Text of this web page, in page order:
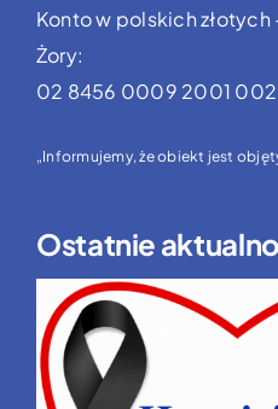
Konto w polskich złotych
Żory:
02 8456 0009 2001
„Informujemy, że obiekt jest
Ostatnie